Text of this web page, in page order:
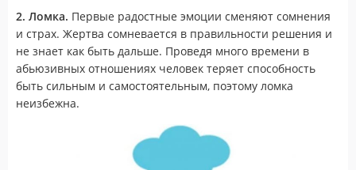
2. Ломка. Первые радостные эмоции сменяют сомнения
и страх. Жертва сомневается в правильности решения и
не знает как быть дальше. Проведя много времени в
абьюзивных отношениях человек теряет способность
быть сильным и самостоятельным, поэтому ломка
неизбежна.